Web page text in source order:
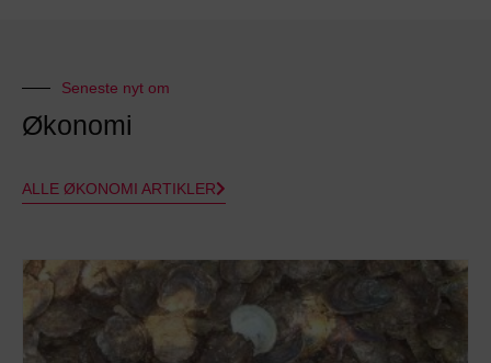
Seneste nyt om
Økonomi
ALLE ØKONOMI ARTIKLER